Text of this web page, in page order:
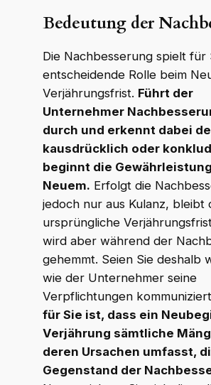
Bedeutung der
Die Nachbesserung spielt für
entscheidende Rolle beim
Verjährungsfrist. Führt der
Unternehmer
durch und erkennt dabei
kausdrücklich oder
beginnt die
Neuem. Erfolgt die
jedoch nur aus Kulanz, bleibt
ursprüngliche
wird aber während der
gehemmt. Seien Sie deshalb
wie der Unternehmer seine
Verpflichtungen
für Sie ist, dass ein
Verjährung sämtliche
deren Ursachen umfasst,
Gegenstand der